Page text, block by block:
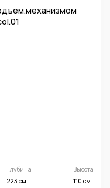
Глубина
223 см
Высота
110 см